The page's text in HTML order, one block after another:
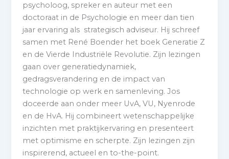
psycholoog, spreker en auteur met een
doctoraat in de Psychologie en meer dan tien
jaar ervaring als strategisch adviseur. Hij schreef
samen met René Boender het boek Generatie Z
en de Vierde Industriële Revolutie. Zijn lezingen
gaan over generatiedynamiek,
gedragsverandering en de impact van
technologie op werk en samenleving. Jos
doceerde aan onder meer UvA, VU, Nyenrode
en de HvA. Hij combineert wetenschappelijke
inzichten met praktijkervaring en presenteert
met optimisme en scherpte. Zijn lezingen zijn
inspirerend, actueel en to-the-point.